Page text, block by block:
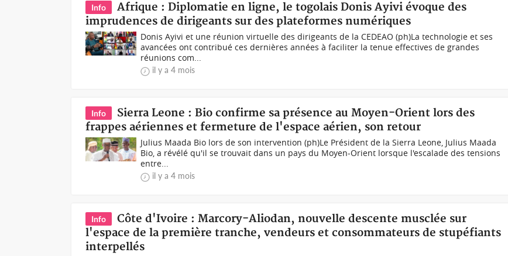
Info
Afrique : Diplomatie en ligne, le togolais Donis Ayivi évoque des
imprudences de dirigeants sur des plateformes numériques
Donis Ayivi et une réunion virtuelle des dirigeants de la CEDEAO (ph)La technologie et ses
avancées ont contribué ces dernières années à faciliter la tenue effectives de grandes
réunions com...
il y a 4 mois
Info
Sierra Leone : Bio confirme sa présence au Moyen-Orient lors des
frappes aériennes et fermeture de l'espace aérien, son retour
Julius Maada Bio lors de son intervention (ph)Le Président de la Sierra Leone, Julius Maada
Bio, a révélé qu'il se trouvait dans un pays du Moyen-Orient lorsque l'escalade des tensions
entre...
il y a 4 mois
Info
Côte d'Ivoire : Marcory-Aliodan, nouvelle descente musclée sur
l'espace de la première tranche, vendeurs et consommateurs de stupéfiants
interpellés